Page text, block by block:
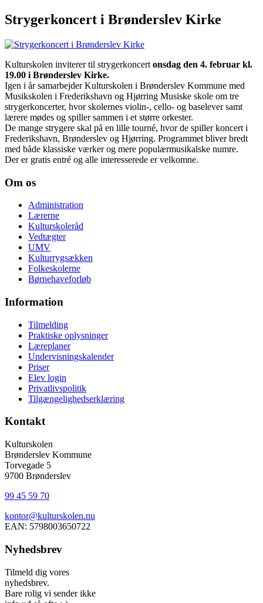
Strygerkoncert i Brønderslev Kirke
Kulturskolen inviterer til strygerkoncert onsdag den 4. februar kl.
19.00 i Brønderslev Kirke.
Igen i år samarbejder Kulturskolen i Brønderslev Kommune med
Musikskolen i Frederikshavn og Hjørring Musiske skole om tre
strygerkoncerter, hvor skolernes violin-, cello- og baselever samt
lærere mødes og spiller sammen i et større orkester.
De mange strygere skal på en lille tourné, hvor de spiller koncert i
Frederikshavn, Brønderslev og Hjørring. Programmet bliver bredt
med både klassiske værker og mere populærmusikalske numre.
Der er gratis entré og alle interesserede er velkomne.
Om os
Administration
Lærerne
Kulturskoleråd
Vedtægter
UMV
Kulturrygsækken
Folkeskolerne
Børnehaveforløb
Information
Tilmelding
Praktiske oplysninger
Læreplaner
Undervisningskalender
Priser
Elev login
Privatlivspolitik
Tilgængelighedserklæring
Kontakt
Kulturskolen
Brønderslev Kommune
Torvegade 5
9700 Brønderslev
99 45 59 70
kontor@kulturskolen.nu
EAN: 5798003650722
Nyhedsbrev
Tilmeld dig vores
nyhedsbrev.
Bare rolig vi sender ikke